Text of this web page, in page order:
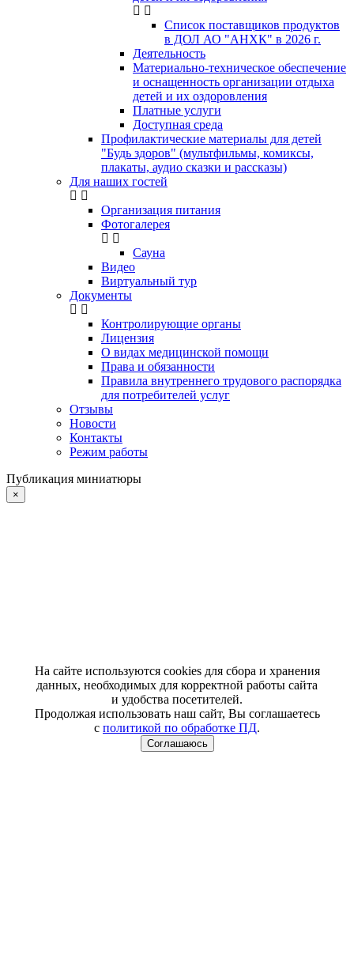
Список поставщиков продуктов
в ДОЛ АО "АНХК" в 2026 г.
Деятельность
Материально-техническое обеспечение
и оснащенность организации отдыха
детей и их оздоровления
Платные услуги
Доступная среда
Профилактические материалы для детей
"Будь здоров" (мультфильмы, комиксы,
плакаты, аудио сказки и рассказы)
Для наших гостей
Организация питания
Фотогалерея
Сауна
Видео
Виртуальный тур
Документы
Контролирующие органы
Лицензия
О видах медицинской помощи
Права и обязанности
Правила внутреннего трудового распорядка
для потребителей услуг
Отзывы
Новости
Контакты
Режим работы
Публикация миниатюры
×
На сайте используются cookies для сбора и хранения
данных, необходимых для корректной работы сайта
и удобства посетителей.
Продолжая использовать наш сайт, Вы соглашаетесь
с политикой по обработке ПД.
Соглашаюсь